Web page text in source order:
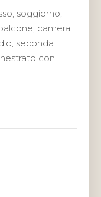
soggiorno,
camera
seconda
con